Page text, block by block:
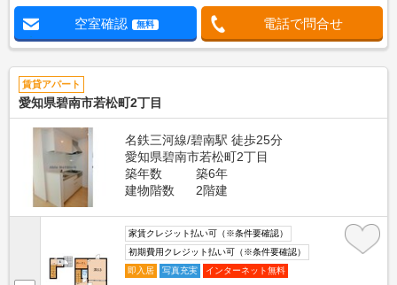
空室確認 無料 電話で問合せ
賃貸アパート
愛知県碧南市若松町2丁目
名鉄三河線/碧南駅 徒歩25分
愛知県碧南市若松町2丁目
築年数
築6年
建物階数
2階建
家賃クレジット払い可（※条件要確認）
初期費用クレジット払い可（※条件要確認）
即入居
写真充実 インターネット無料